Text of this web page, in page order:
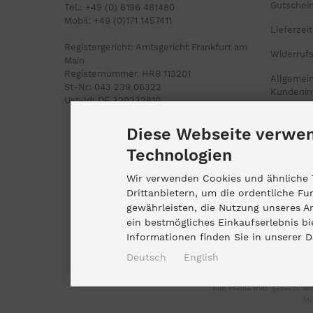
Tel.: +49 (0) 6196 481480
Mobil: +49 (0)171 1457411
Registergericht: Amtsgericht Frankfurt am
Main
Registernummer. HRB 113201
St-Nr: 043 239 06322
Ust-Id: DE 320232810
Lieferzeit
Sitemap
Cookie
Alle Preise inkl. gesetzl.
Diese Webseite
Technologien
Wir verwenden Cookies und ähnliche
Drittanbietern, um die ordentliche
gewährleisten, die Nutzung unseres
ein bestmögliches Einkaufserlebnis
Informationen finden Sie in unserer
Deutsch English